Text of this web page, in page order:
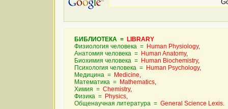
БИБЛИОТЕКА = LIBRARY
Физиология человека = Human Physiology,
Анатомия человека = Human Anatomy,
Биохимия человека = Human Biochemistry,
Психология человека = Human Psychology,
Медицина = Medicine,
Математика = Mathematics,
Химия = Chemistry,
Физика = Physics,
Общенаучная литература = General Science Lexis.